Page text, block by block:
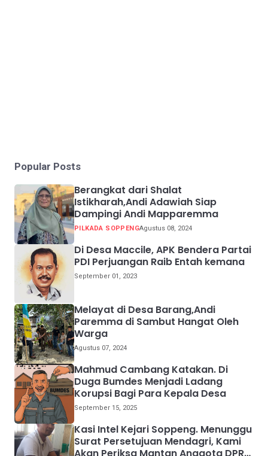
Popular Posts
Berangkat dari Shalat
Istikharah,Andi Adawiah Siap
Dampingi Andi Mapparemma
PILKADA SOPPENGAgustus 08, 2024
Di Desa Maccile, APK Bendera Partai
PDI Perjuangan Raib Entah kemana
September 01, 2023
Melayat di Desa Barang,Andi
Paremma di Sambut Hangat Oleh
Warga
Agustus 07, 2024
Mahmud Cambang Katakan. Di
Duga Bumdes Menjadi Ladang
Korupsi Bagi Para Kepala Desa
September 15, 2025
Kasi Intel Kejari Soppeng. Menunggu
Surat Persetujuan Mendagri, Kami
Akan Periksa Mantan Anggota DPRD